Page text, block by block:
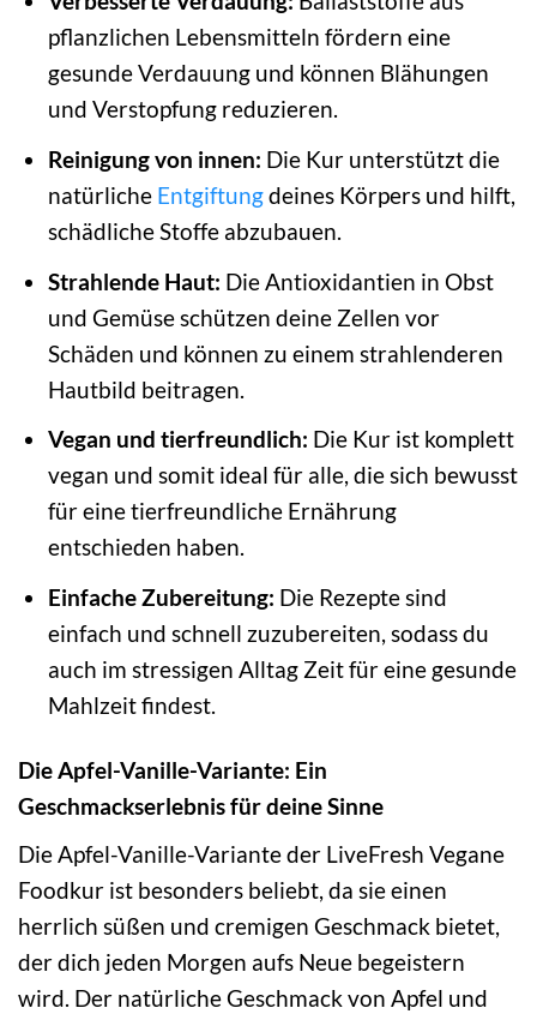
pflanzlichen Lebensmitteln fördern eine
gesunde Verdauung und können Blähungen
und Verstopfung reduzieren.
Reinigung von innen: Die Kur unterstützt die
natürliche Entgiftungdeines Körpers und hilft,
schädliche Stoffe abzubauen.
Strahlende Haut: Die Antioxidantien in Obst
und Gemüse schützen deine Zellen vor
Schäden und können zu einem strahlenderen
Hautbild beitragen.
Vegan und tierfreundlich: Die Kur ist komplett
vegan und somit ideal für alle, die sich bewusst
für eine tierfreundliche Ernährung
entschieden haben.
Einfache Zubereitung: Die Rezepte sind
einfach und schnell zuzubereiten, sodass du
auch im stressigen Alltag Zeit für eine gesunde
Mahlzeit findest.
Die Apfel-Vanille-Variante: Ein
Geschmackserlebnis für deine Sinne
Die Apfel-Vanille-Variante der LiveFresh Vegane
Foodkur ist besonders beliebt, da sie einen
herrlich süßen und cremigen Geschmack bietet,
der dich jeden Morgen aufs Neue begeistern
wird. Der natürliche Geschmack von Apfel und